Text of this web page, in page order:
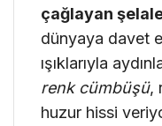
çağlayan
dünyaya davet
ışıklarıyla
renk cümbüşü,
huzur hissi